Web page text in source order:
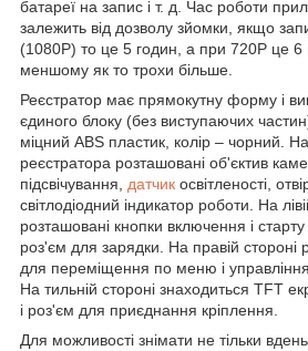
батареї на запис і т. д. Час роботи
залежить від дозволу зйомки, якщо
(1080P) то це 5 годин, а при 720Р це 6
меншому як то трохи більше.
Реєстратор має прямокутну форму і
єдиного блоку (без виступаючих
міцний ABS пластик, колір – чорний.
реєстратора розташовані об'єктив
підсвічування, датчик освітленості,
світлодіодний індикатор роботи. На
розташовані кнопки включення і
роз'єм для зарядки. На правій стороні
для переміщення по меню і
На тильній стороні знаходиться TFT
і роз'єм для приєднання кріплення.
Для можливості знімати не тільки